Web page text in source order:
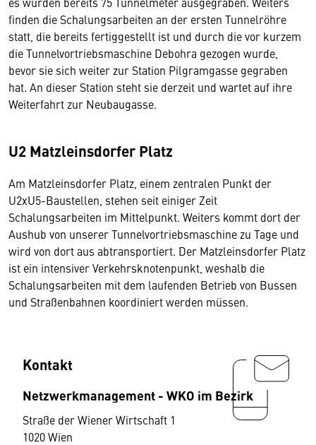
finden die Schalungsarbeiten an der ersten Tunnelröhre
statt, die bereits fertiggestellt ist und durch die vor kurzem
die Tunnelvortriebsmaschine Debohra gezogen wurde,
bevor sie sich weiter zur Station Pilgramgasse gegraben
hat. An dieser Station steht sie derzeit und wartet auf ihre
Weiterfahrt zur Neubaugasse.
U2 Matzleinsdorfer Platz
Am Matzleinsdorfer Platz, einem zentralen Punkt der
U2xU5-Baustellen, stehen seit einiger Zeit
Schalungsarbeiten im Mittelpunkt. Weiters kommt dort der
Aushub von unserer Tunnelvortriebsmaschine zu Tage und
wird von dort aus abtransportiert. Der Matzleinsdorfer Platz
ist ein intensiver Verkehrsknotenpunkt, weshalb die
Schalungsarbeiten mit dem laufenden Betrieb von Bussen
und Straßenbahnen koordiniert werden müssen.
Kontakt
Netzwerkmanagement - WKO im Bezirk
Straße der Wiener Wirtschaft 1
1020 Wien